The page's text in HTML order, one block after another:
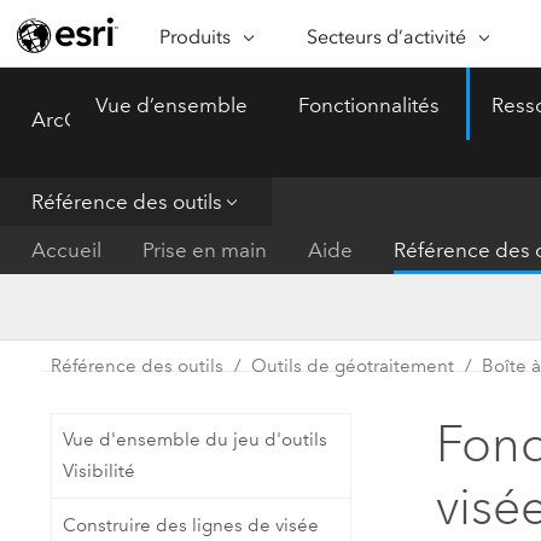
Produits
ARCGIS
ArcGIS Online
Plateforme de cartographie SaaS
Logiciel SIG leader du marché
la cartographie
Secteurs d’activité
SECTEURS D’ACTIVITÉ
Protection de
Fournisseurs d’énergie
Santé et services à la
Administrations nationales
ArcGIS Pro
Vue d’ensemble Fonctionnalités
Référence des outils
Accueil
Prise en main Aide Référence des
Référence des outils Outils de géotraitement Boîte
Vue d'ensemble du jeu d'outils
Visibilité
Construire des lignes de visée